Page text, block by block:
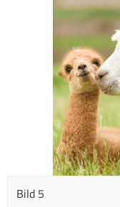
Bild 5